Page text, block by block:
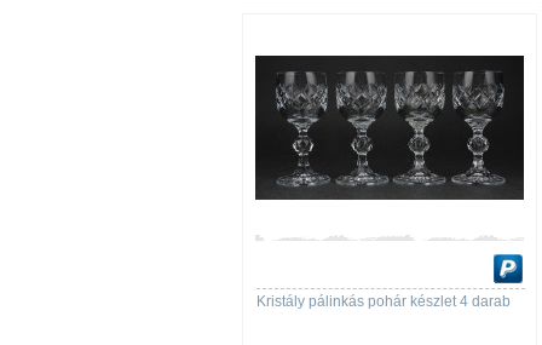
Kristály pálinkás pohár készlet 4 darab